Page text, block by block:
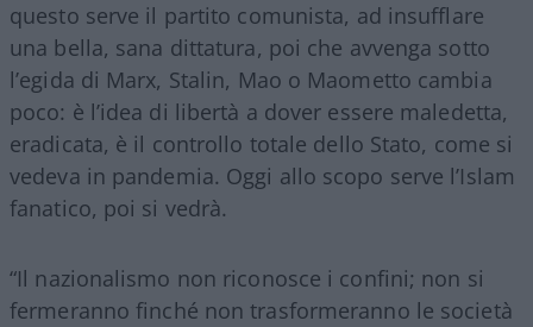
questo serve il partito comunista, ad insufflare
una bella, sana dittatura, poi che avvenga sotto
l’egida di Marx, Stalin, Mao o Maometto cambia
poco: è l’idea di libertà a dover essere maledetta,
eradicata, è il controllo totale dello Stato, come si
vedeva in pandemia. Oggi allo scopo serve l’Islam
fanatico, poi si vedrà.
“Il nazionalismo non riconosce i confini; non si
fermeranno finché non trasformeranno le società